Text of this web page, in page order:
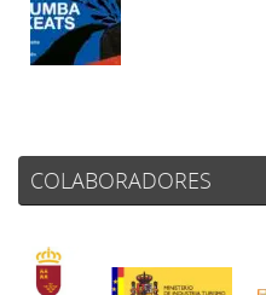
COLABORADORES